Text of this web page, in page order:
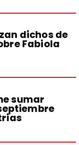
dichos de
Fabiola
sumar